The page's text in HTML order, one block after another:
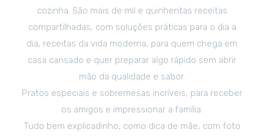
cozinha. São mais de mil e quinhentas receitas
compartilhadas, com soluções práticas para o dia a
dia, receitas da vida moderna, para quem chega em
casa cansado e quer preparar algo rápido sem abrir
mão da qualidade e sabor.
Pratos especiais e sobremesas incríveis, para receber
os amigos e impressionar a família.
Tudo bem explicadinho, como dica de mãe, com foto